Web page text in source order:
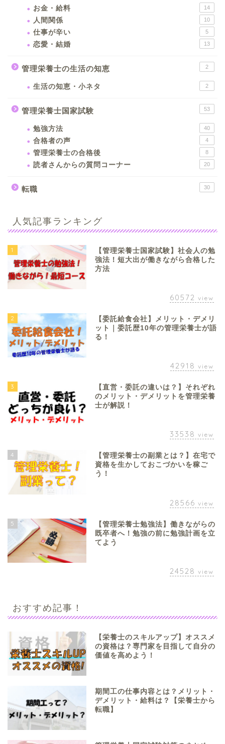
お金・給料 14
人間関係 10
仕事が辛い 5
恋愛・結婚 13
管理栄養士の生活の知恵 2
生活の知恵・小ネタ 2
管理栄養士国家試験 53
勉強方法 40
合格者の声 4
管理栄養士の合格後 8
読者さんからの質問コーナー 20
転職 30
人気記事ランキング
1
【管理栄養士国家試験】社会人の勉
強法！短大出が働きながら合格した
方法
60572 view
2
【委託給食会社】メリット・デメリ
ット｜委託歴10年の管理栄養士が語
る！
42918 view
3
【直営・委託の違いは？】それぞれ
のメリット・デメリットを管理栄養
士が解説！
33538 view
4
【管理栄養士の副業とは？】在宅で
資格を生かしておこづかいを稼ご
う！
28566 view
5
【管理栄養士勉強法】働きながらの
既卒者へ！勉強の前に勉強計画を立
てよう
24528 view
おすすめ記事！
【栄養士のスキルアップ】オススメ
の資格は？専門家を目指して自分の
価値を高めよう！
期間工の仕事内容とは？メリット・
デメリット・給料は？【栄養士から
転職】